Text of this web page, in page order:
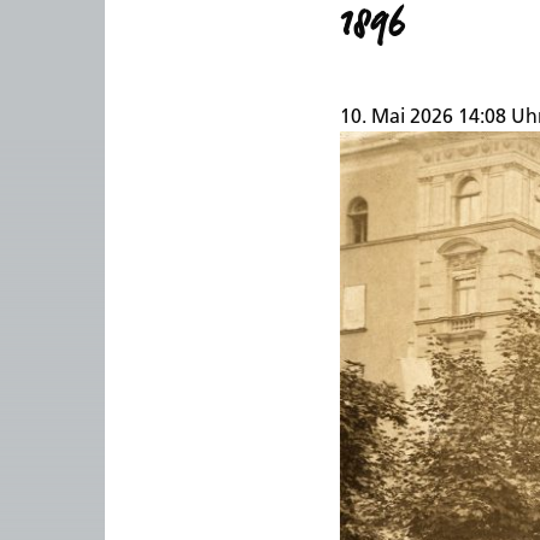
1896
10. Mai 2026 14:08